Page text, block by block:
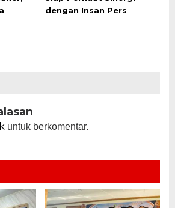
dengan Insan Pers
untuk berkomentar.